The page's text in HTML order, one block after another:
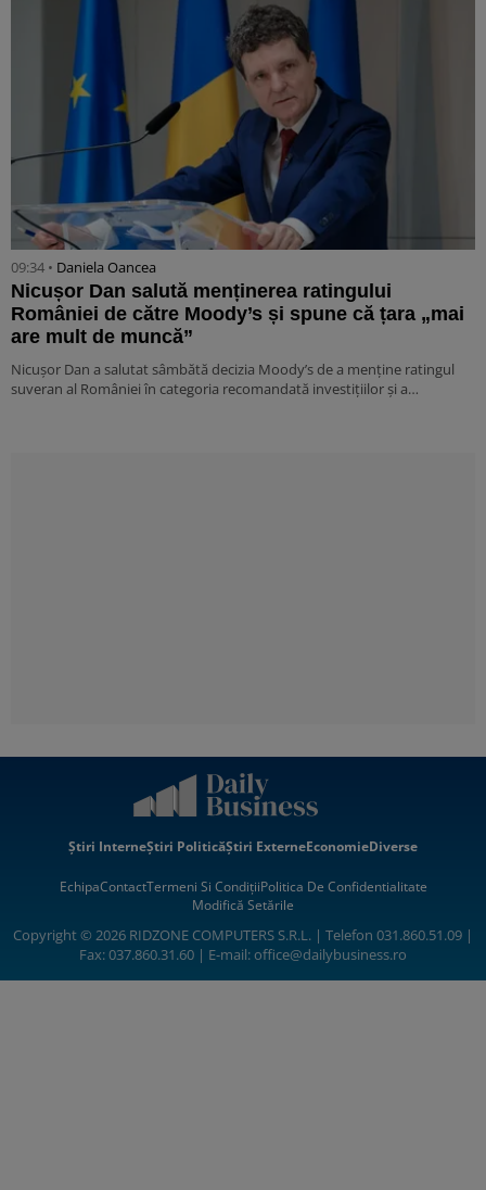
09:34 • Daniela Oancea
Nicușor Dan salută menținerea ratingului
României de către Moody’s și spune că țara „mai
are mult de muncă”
Nicușor Dan a salutat sâmbătă decizia Moody’s de a menține ratingul
suveran al României în categoria recomandată investițiilor și a…
Știri InterneȘtiri PoliticăȘtiri ExterneEconomieDiverse
EchipaContactTermeni Si CondițiiPolitica De Confidentialitate
Modifică Setările
Copyright © 2026 RIDZONE COMPUTERS S.R.L. | Telefon 031.860.51.09 |
Fax: 037.860.31.60 | E-mail:office@dailybusiness.ro